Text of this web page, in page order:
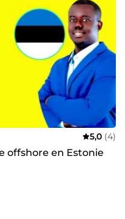
5,0 (4)
offshore en Estonie